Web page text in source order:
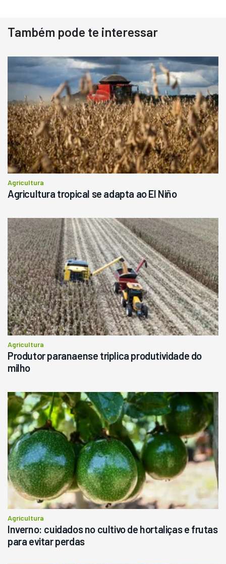
Também pode te interessar
Agricultura
Agricultura tropical se adapta ao El Niño
Agricultura
Produtor paranaense triplica produtividade do
milho
Agricultura
Inverno: cuidados no cultivo de hortaliças e frutas
para evitar perdas